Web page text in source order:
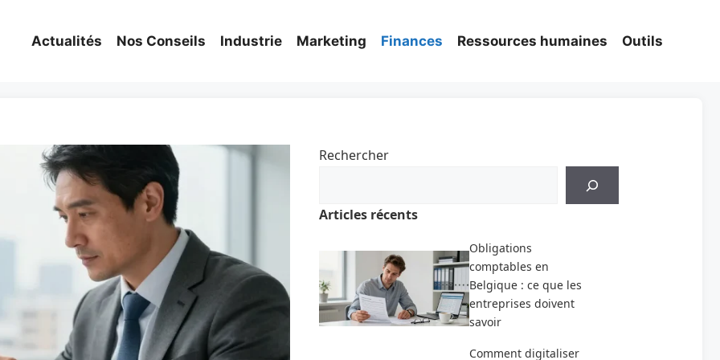
Actualités Nos Conseils Industrie Marketing Finances Ressources humaines Outils
Rechercher
Articles récents
Obligations
comptables en
Belgique : ce que les
entreprises doivent
savoir
Comment digitaliser